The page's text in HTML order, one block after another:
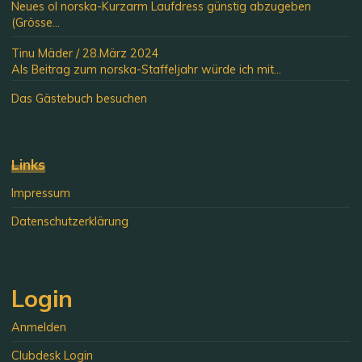
Neues ol norska-Kurzarm Laufdress günstig abzugeben
(Grösse...
Tinu Mäder / 28.März 2024
Als Beitrag zum norska-Staffeljahr würde ich mit...
Das Gästebuch besuchen
Links
Impressum
Datenschutzerklärung
Login
Anmelden
Clubdesk Login